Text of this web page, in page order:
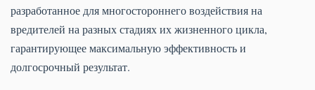
разработанное для многостороннего воздействия на
вредителей на разных стадиях их жизненного цикла,
гарантирующее максимальную эффективность и
долгосрочный результат.